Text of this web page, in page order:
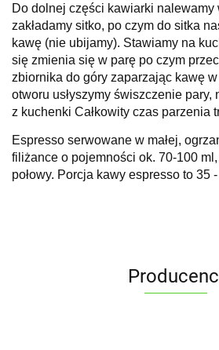
Do dolnej części kawiarki nalewamy
zakładamy sitko, po czym do sitka
kawę (nie ubijamy). Stawiamy na
się zmienia się w parę po czym
zbiornika do góry zaparzając kawę
otworu usłyszymy świszczenie
z kuchenki Całkowity czas parzenia
Espresso serwowane w małej,
filiżance o pojemności ok. 70-100
połowy. Porcja kawy espresso to 35